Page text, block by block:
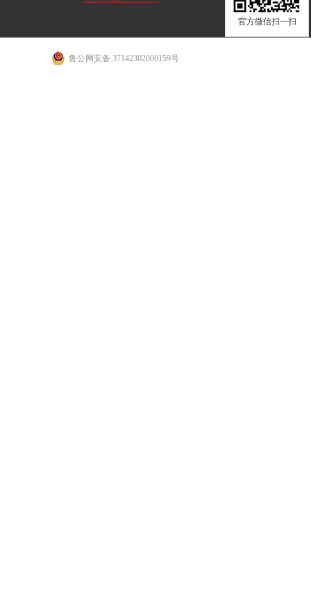
官方微信扫一扫
鲁公网安备 37142302000159号